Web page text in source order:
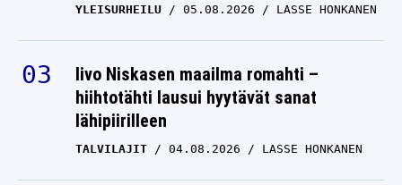
YLEISURHEILU 05.08.2026 LASSE HONKANEN
Iivo Niskasen maailma romahti –
hiihtotähti lausui hyytävät sanat
lähipiirilleen
TALVILAJIT 04.08.2026 LASSE HONKANEN